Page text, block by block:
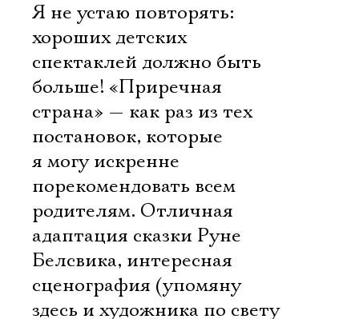
Я не устаю повторять:
хороших детских
спектаклей должно быть
больше! «Приречная
страна» — как раз из тех
постановок, которые
я могу искренне
порекомендовать всем
родителям. Отличная
адаптация сказки Руне
Белсвика, интересная
сценография (упомяну
здесь и художника по свету
Ознакомиться